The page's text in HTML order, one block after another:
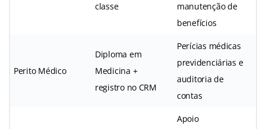
classe
manutenção de
benefícios
Perito Médico
Diploma em
Medicina +
registro no CRM
Perícias médicas
previdenciárias e
auditoria de
contas
Apoio